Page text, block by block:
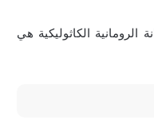
الرومانية الكاثوليكية هي